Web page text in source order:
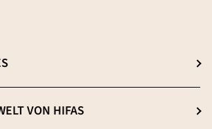
Nahrungsergänzungsmittel
VON HIFAS